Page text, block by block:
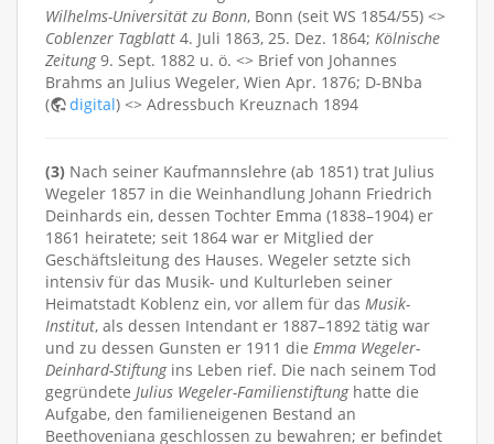
Wilhelms-Universität zu Bonn, Bonn (seit WS 1854/55) <>
Coblenzer Tagblatt 4. Juli 1863, 25. Dez. 1864; Kölnische
Zeitung9. Sept. 1882 u. ö. <> Brief von Johannes
Brahms an Julius Wegeler, Wien Apr. 1876; D-BNba
(
digital) <> Adressbuch Kreuznach 1894
(3) Nach seiner Kaufmannslehre (ab 1851) trat Julius
Wegeler 1857 in die Weinhandlung Johann Friedrich
Deinhards ein, dessen Tochter Emma (1838–1904) er
1861 heiratete; seit 1864 war er Mitglied der
Geschäftsleitung des Hauses. Wegeler setzte sich
intensiv für das Musik- und Kulturleben seiner
Heimatstadt Koblenz ein, vor allem für das Musik-
Institut, als dessen Intendant er 1887–1892 tätig war
und zu dessen Gunsten er 1911 die Emma Wegeler-
Deinhard-Stiftungins Leben rief. Die nach seinem Tod
gegründete Julius Wegeler-Familienstiftunghatte die
Aufgabe, den familieneigenen Bestand an
Beethoveniana geschlossen zu bewahren; er befindet